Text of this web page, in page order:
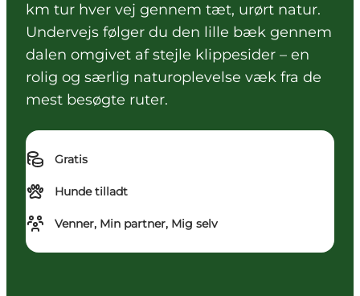
km tur hver vej gennem tæt, urørt natur.
Undervejs følger du den lille bæk gennem
dalen omgivet af stejle klippesider – en
rolig og særlig naturoplevelse væk fra de
mest besøgte ruter.
Gratis
Hunde tilladt
Venner, Min partner, Mig selv